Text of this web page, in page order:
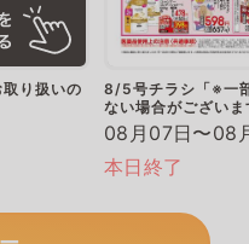
り扱いの
8/5号チラシ「※一
ない場合がございま
08月07日〜08
本日終了